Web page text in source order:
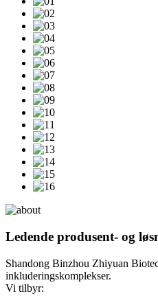
Ledende produsent- og
Shandong Binzhou Zhiyuan
inkluderingskomplekser.
Vi tilbyr: